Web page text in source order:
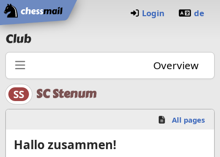
Home
Login de
Club
Overview
SS SC Stenum
All pages
Hallo zusammen!